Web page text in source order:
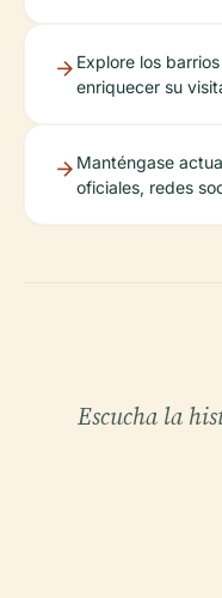
Explore los
enriquecer su
Manténgase
oficiales, redes
Escucha la